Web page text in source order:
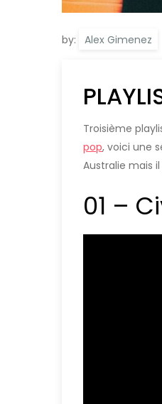
by: Alex Gimenez
Troisième
pop, voici une
Australie mais
01 –